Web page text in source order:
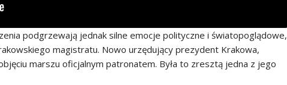
podgrzewają jednak silne emocje polityczne i światopoglądowe,
magistratu. Nowo urzędujący prezydent Krakowa,
marszu oficjalnym patronatem. Była to zresztą jedna z jego